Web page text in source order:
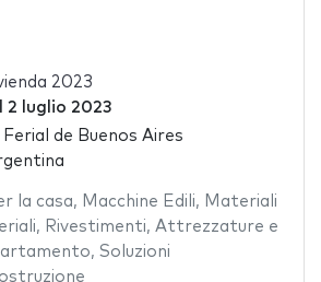
2023
2 luglio 2023
de Buenos Aires
la casa, Macchine Edili, Materiali
, Rivestimenti, Attrezzature e
, Soluzioni